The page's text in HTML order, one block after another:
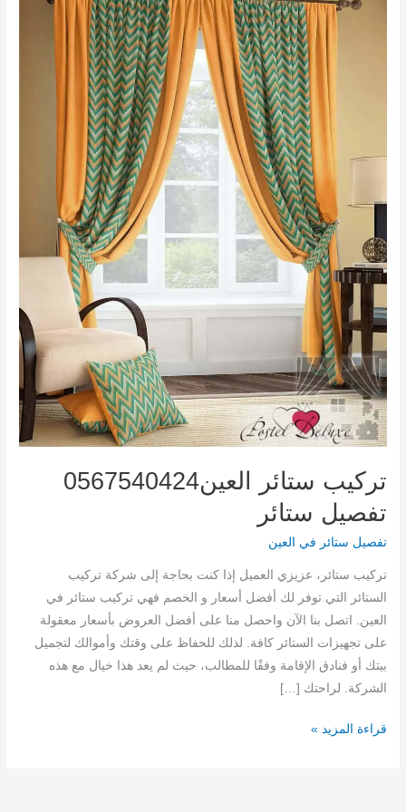
تركيب ستائر العين0567540424
تفصيل ستائر
تفصيل ستائر في العين
تركيب ستائر، عزيزي العميل إذا كنت بحاجة إلى شركة تركيب
الستائر التي توفر لك أفضل أسعار و الخصم فهي تركيب ستائر في
العين. اتصل بنا الآن واحصل منا على أفضل العروض بأسعار معقولة
على تجهيزات الستائر كافة. لذلك للحفاظ على وقتك وأموالك لتجميل
بيتك أو فنادق الإقامة وفقًا للمطالب، حيث لم يعد هذا خيال مع هذه
الشركة. لراحتك […]
تركيب
قراءة المزيد »